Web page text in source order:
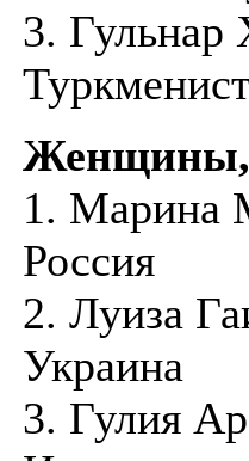
3. Гульнар
Женщины,
1. Марина
Россия
2. Луиза
Украина
3. Гулия